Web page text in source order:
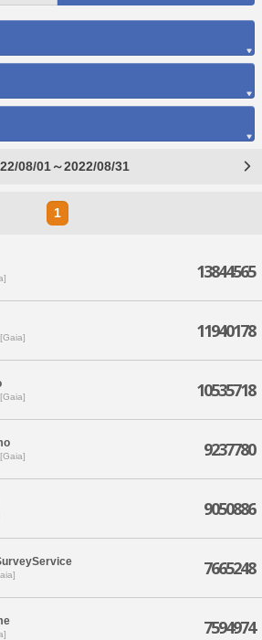
08/01～2022/08/31
1
13844565
11940178
10535718
9237780
9050886
7665248
7594974